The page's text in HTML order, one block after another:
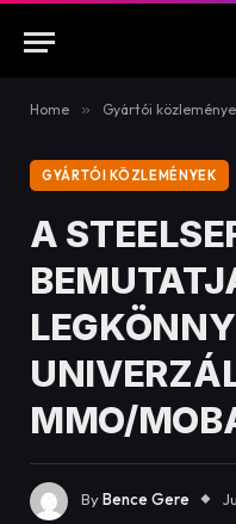
Home » Gyártói
GYÁRTÓI KÖZLEMÉNYEK
A
MMO/
ByBence Gere